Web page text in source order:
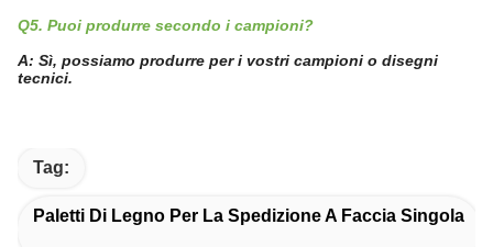
Q5. Puoi produrre secondo i campioni?
A: Sì, possiamo produrre per i vostri campioni o disegni
tecnici.
Tag:
Paletti Di Legno Per La Spedizione A Faccia Singola